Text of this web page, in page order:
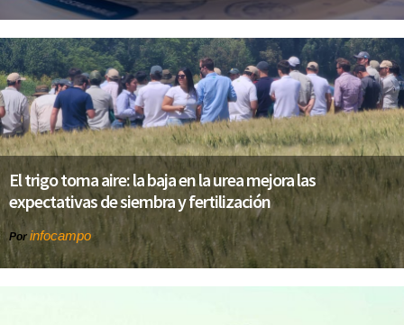
El trigo toma aire: la baja en la urea mejora las
expectativas de siembra y fertilización
Por infocampo